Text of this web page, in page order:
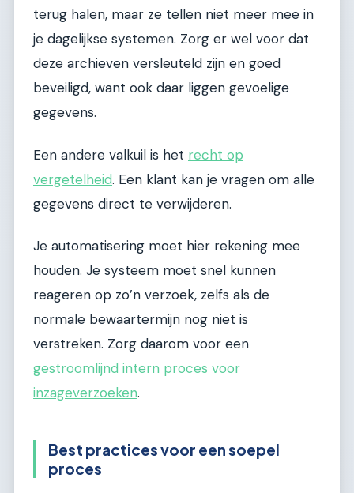
terug halen, maar ze tellen niet meer mee in
je dagelijkse systemen. Zorg er wel voor dat
deze archieven versleuteld zijn en goed
beveiligd, want ook daar liggen gevoelige
gegevens.
Een andere valkuil is het recht op
vergetelheid. Een klant kan je vragen om alle
gegevens direct te verwijderen.
Je automatisering moet hier rekening mee
houden. Je systeem moet snel kunnen
reageren op zo’n verzoek, zelfs als de
normale bewaartermijn nog niet is
verstreken. Zorg daarom voor een
gestroomlijnd intern proces voor
inzageverzoeken.
Best practices voor een soepel
proces